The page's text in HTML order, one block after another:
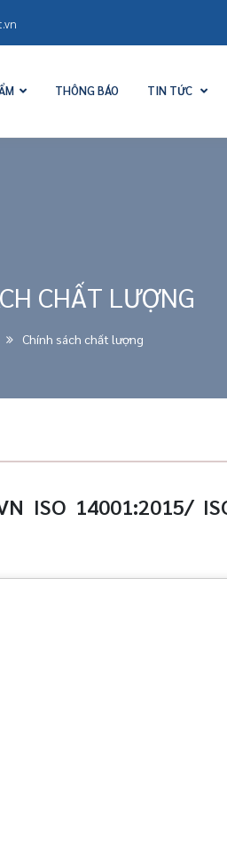
THÔNG BÁO TIN TỨC
CHẤT LƯỢNG
Chính sách chất lượng
ISO 14001:2015/